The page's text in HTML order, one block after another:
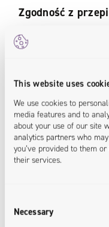
This website uses
We use cookies to
media features and to
about your use of our site
analytics partners who
you’ve provided to them
their services.
Selection
Necessary
Zgodność z
Centralne zarządzanie
znaczenie zwłaszcza
związanych z
Jaki system
W Univio